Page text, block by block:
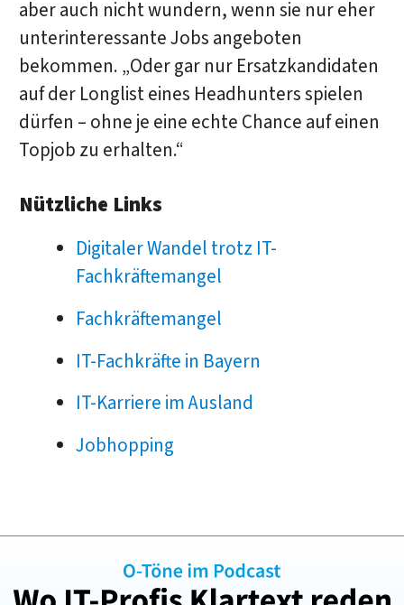
aber auch nicht wundern, wenn sie nur eher
unterinteressante Jobs angeboten
bekommen. „Oder gar nur Ersatzkandidaten
auf der Longlist eines Headhunters spielen
dürfen – ohne je eine echte Chance auf einen
Topjob zu erhalten.“
Nützliche Links
Digitaler Wandel trotz IT-
Fachkräftemangel
Fachkräftemangel
IT-Fachkräfte in Bayern
IT-Karriere im Ausland
Jobhopping